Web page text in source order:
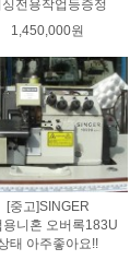
싱전용작업등증정
1,450,000원
[중고]SINGER
용니혼 오버록183U
태 아주좋아요!!